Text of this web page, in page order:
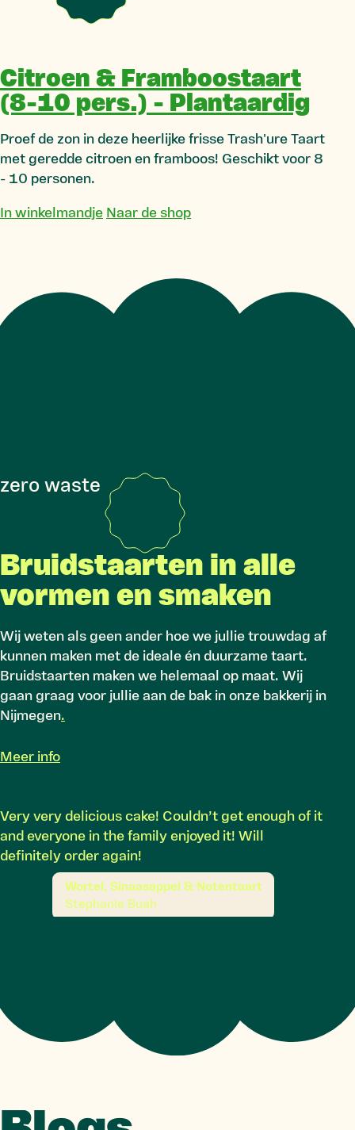
Citroen & Framboostaart
(8-10 pers.) - Plantaardig
Proef de zon in deze heerlijke frisse Trash'ure Taart
met geredde citroen en framboos! Geschikt voor 8
- 10 personen.
In winkelmandje Naar de shop
zero waste
Bruidstaarten in alle
vormen en smaken
Wij weten als geen ander hoe we jullie trouwdag af
kunnen maken met de ideale én duurzame taart.
Bruidstaarten maken we helemaal op maat. Wij
gaan graag voor jullie aan de bak in onze bakkerij in
Nijmegen.
Meer info
Very very delicious cake! Couldn’t get enough of it
and everyone in the family enjoyed it! Will
definitely order again!
Wortel, Sinaasappel & Notentaart
Stephanie Buah